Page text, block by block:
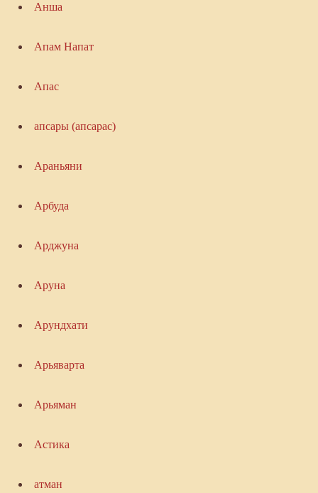
Анша
Апам Напат
Апас
апсары (апсарас)
Араньяни
Арбуда
Арджуна
Аруна
Арундхати
Арьяварта
Арьяман
Астика
атман